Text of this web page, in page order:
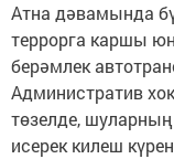
Атна дәвамында
террорга каршы
берәмлек
Административ
төзелде,
исерек килеш